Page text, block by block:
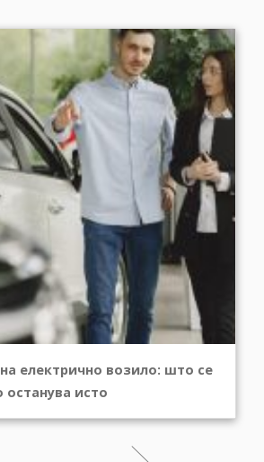
електрично возило: што се
исто